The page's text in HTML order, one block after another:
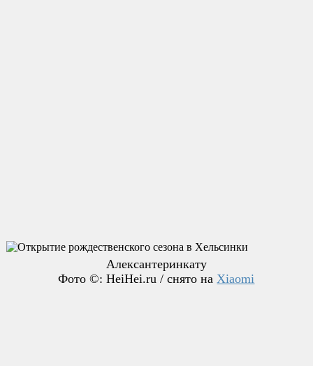
Алексантеринкату
Фото ©: HeiHei.ru / снято на Xiaomi